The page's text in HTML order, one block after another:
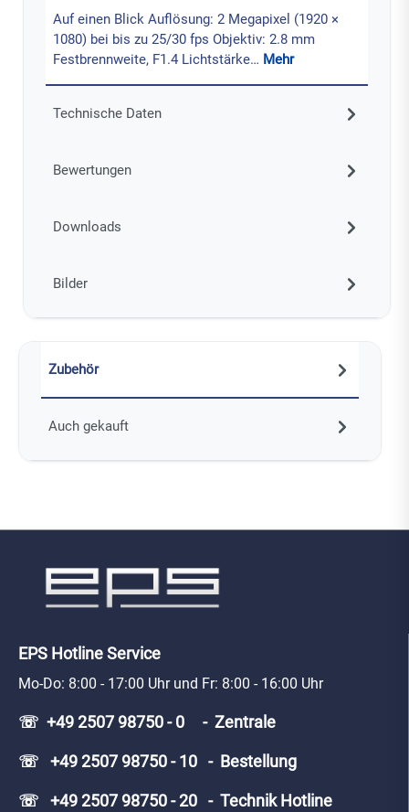
Auf einen Blick Auflösung: 2 Megapixel (1920 ×
1080) bei bis zu 25/30 fps Objektiv: 2.8 mm
Festbrennweite, F1.4 Lichtstärke… Mehr
Technische Daten
Bewertungen
Downloads
Bilder
Zubehör
Auch gekauft
EPS Hotline Service
Mo-Do: 8:00 - 17:00 Uhr und Fr: 8:00 - 16:00 Uhr
☏ +49 2507 98750 - 0 - Zentrale
☏ +49 2507 98750 - 10 - Bestellung
☏ +49 2507 98750 - 20 - Technik Hotline